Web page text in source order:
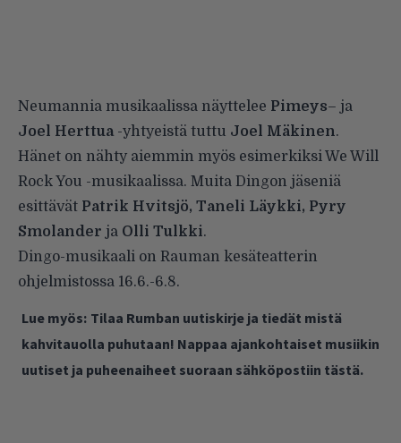
Neumannia musikaalissa näyttelee Pimeys– ja
Joel Herttua-yhtyeistä tuttu Joel Mäkinen.
Hänet on nähty aiemmin myös esimerkiksi We Will
Rock You -musikaalissa. Muita Dingon jäseniä
esittävät Patrik Hvitsjö, Taneli Läykki, Pyry
Smolander ja Olli Tulkki.
Dingo-musikaali on Rauman kesäteatterin
ohjelmistossa 16.6.-6.8.
Lue myös: Tilaa Rumban uutiskirje ja tiedät mistä
kahvitauolla puhutaan! Nappaa ajankohtaiset musiikin
uutiset ja puheenaiheet suoraan sähköpostiin tästä.